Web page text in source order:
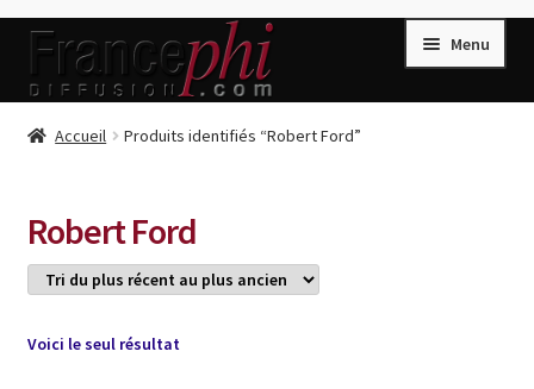
Aller
la
Aller
contenu
Menu
Accueil
Conditions de Vente
Connection
Accueil Produits identifiés “Robert Ford”
Robert Ford
Voici le seul résultat